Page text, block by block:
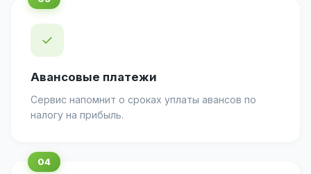
✓
Авансовые платежи
Сервис напомнит о сроках уплаты авансов по
налогу на прибыль.